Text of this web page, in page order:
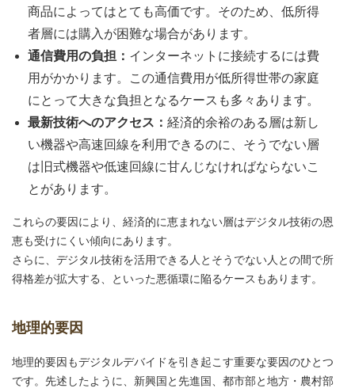
商品によってはとても高価です。そのため、低所得
者層には購入が困難な場合があります。
通信費用の負担： インターネットに接続するには費
用がかかります。この通信費用が低所得世帯の家庭
にとって大きな負担となるケースも多々あります。
最新技術へのアクセス： 経済的余裕のある層は新し
い機器や高速回線を利用できるのに、そうでない層
は旧式機器や低速回線に甘んじなければならないこ
とがあります。
これらの要因により、経済的に恵まれない層はデジタル技術の恩
恵も受けにくい傾向にあります。
さらに、デジタル技術を活用できる人とそうでない人との間で所
得格差が拡大する、といった悪循環に陥るケースもあります。
地理的要因
地理的要因もデジタルデバイドを引き起こす重要な要因のひとつ
です。先述したように、新興国と先進国、都市部と地方・農村部